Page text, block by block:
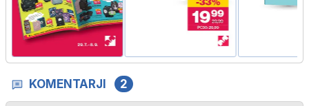
KOMENTARJI 2